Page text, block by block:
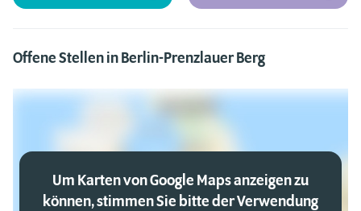
Offene Stellen in Berlin-Prenzlauer Berg
Um Karten von Google Maps anzeigen zu
können, stimmen Sie bitte der Verwendung